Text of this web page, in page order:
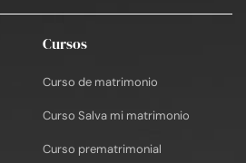
Cursos
Curso de matrimonio
Curso Salva mi matrimonio
Curso prematrimonial